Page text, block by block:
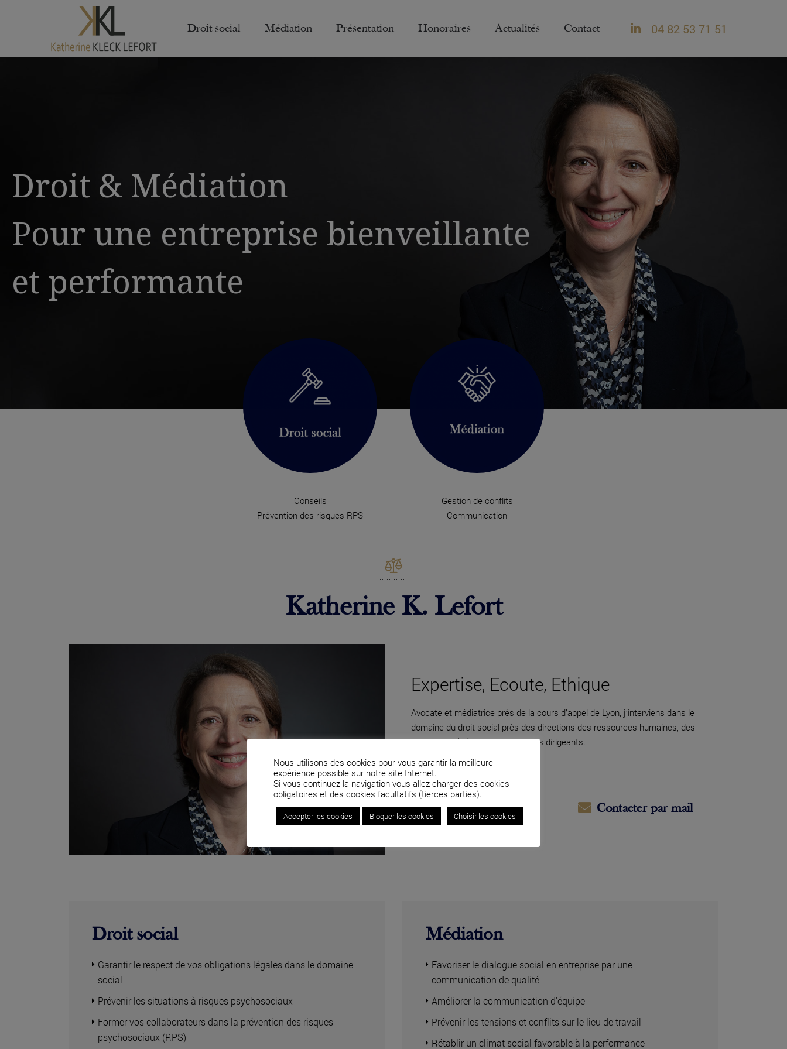
Droit social Médiation Présentation Honoraires Actualités Contact 04 82 53 71 51
Droit & Médiation
Pour une entreprise bienveillante
et performante
Conseils
Prévention des risques RPS
Gestion de conflits
Communication
Katherine K. Lefort
Expertise, Ecoute, Ethique
Avocate et médiatrice près de la cours d’appel de Lyon, j’interviens dans le
domaine du droit social près des directions des ressources humaines, des
directions générales et des cadres dirigeants.
04 82 53 71 51 Contacter par mail
Droit social
Garantir le respect de vos obligations légales dans le domaine
social
Prévenir les situations à risques psychosociaux
Former vos collaborateurs dans la prévention des risques
psychosociaux (RPS)
Médiation
Favoriser le dialogue social en entreprise par une
communication de qualité
Améliorer la communication d’équipe
Prévenir les tensions et conflits sur le lieu de travail
Rétablir un climat social favorable à la performance
Nous utilisons des cookies pour vous garantir la meilleure
expérience possible sur notre site Internet.
Si vous continuez la navigation vous allez charger des cookies
obligatoires et des cookies facultatifs (tierces parties).
Accepter les cookies Bloquer les cookies Choisir les cookies